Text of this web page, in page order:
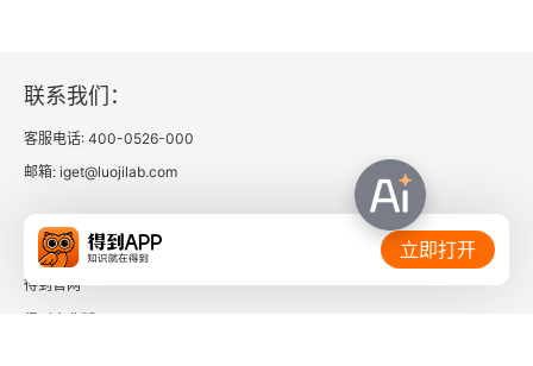
3.2.3 特征选择
3.2.4 学习算法
3.2.5 对新数据分类
3.2.6 评估与预测误差度量
联系我们：
客服电话: 400-0526-000
邮箱: iget@luojilab.com
相关链接：
得到官网
立即打开